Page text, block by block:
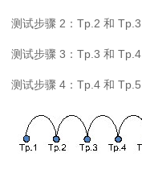
测试步骤 2 ： Tp.2 和 Tp.3
测试步骤 3 ： Tp.3 和 Tp.4
测试步骤 4 ： Tp.4 和 Tp.5